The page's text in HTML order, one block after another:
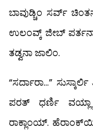
ಬಾವುಡ್ಚಿಂ ಸರ್ವ್
ಉಲಂವ್ಕ್ ಜೀಬ್
ತಡ್ವನಾ ಜಾಲಿಂ.
“ಸರ್ದಾರಾ…”
ಪರತ್ ಧರ್ಣಿ ವಯ್ಲ್ಯಾ
ರಾಕ್ಲಾಂಯ್.